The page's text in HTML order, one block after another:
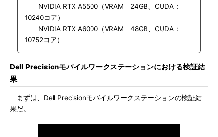
NVIDIA RTX A5500（VRAM：24GB、CUDA：
10240コア）
NVIDIA RTX A6000（VRAM：48GB、CUDA：
10752コア）
Dell Precisionモバイルワークステーションにおける検証結
果
まずは、Dell Precisionモバイルワークステーションの検証結
果だ。